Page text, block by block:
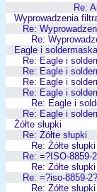
Re:
Wyprowadzenia
Re:
Re:
Eagle i soldermaska
Re: Eagle i
Re: Eagle i
Re: Eagle i
Re: Eagle i
Re: Eagle i
Re: Eagle i
Żółte słupki
Re: Żółte słupki
Re: Żółte słupki
Re: =?ISO-8859-
Re: Żółte słupki
Re: =?iso-8859-
Re: Żółte słupki